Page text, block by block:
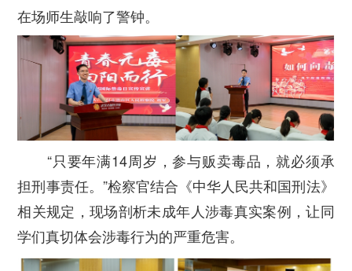
在场师生敲响了警钟。
“只要年满14周岁，参与贩卖毒品，就必须承
担刑事责任。”检察官结合《中华人民共和国刑法》
相关规定，现场剖析未成年人涉毒真实案例，让同
学们真切体会涉毒行为的严重危害。